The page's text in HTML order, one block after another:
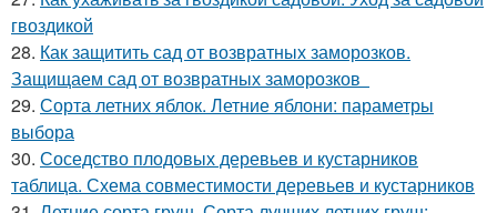
гвоздикой
28. Как защитить сад от возвратных заморозков.
Защищаем сад от возвратных заморозков
29. Сорта летних яблок. Летние яблони: параметры
выбора
30. Соседство плодовых деревьев и кустарников
таблица. Схема совместимости деревьев и кустарников